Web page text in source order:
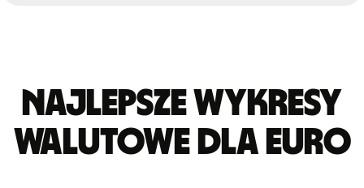
Najlepsze wykresy
walutowe dla euro